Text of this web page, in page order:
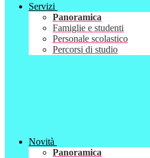
Servizi
Panoramica
Famiglie e studenti
Personale scolastico
Percorsi di studio
Novità
Panoramica